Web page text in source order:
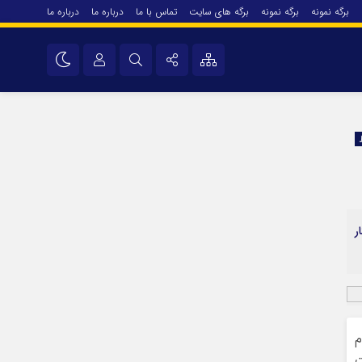
برگه نمونه برگه نمونه برگه های سایت تماس با ما درباره ما درباره ما